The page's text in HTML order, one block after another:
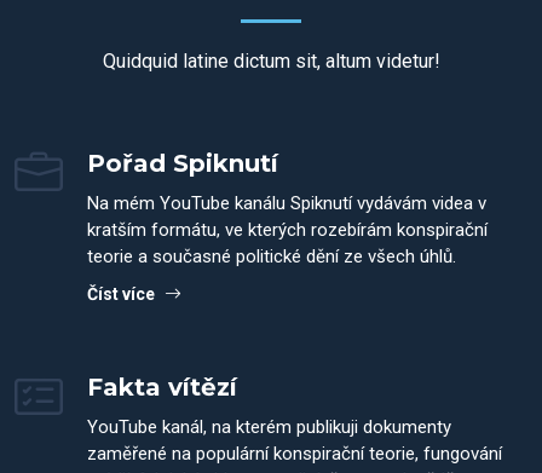
Quidquid latine dictum sit, altum videtur!
Pořad Spiknutí
Na mém YouTube kanálu Spiknutí vydávám videa v
kratším formátu, ve kterých rozebírám konspirační
teorie a současné politické dění ze všech úhlů.
Číst více
Fakta vítězí
YouTube kanál, na kterém publikuji dokumenty
zaměřené na populární konspirační teorie, fungování